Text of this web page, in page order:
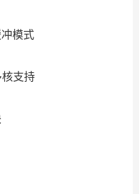
模式
支持